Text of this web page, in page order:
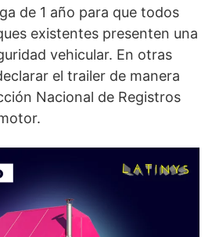
de 1 año para que todos
existentes presenten una
vehicular. En otras
el trailer de manera
Nacional de Registros